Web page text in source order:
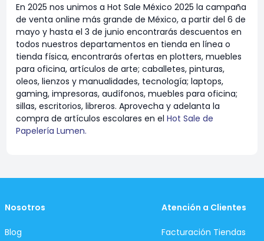
En 2025 nos unimos a Hot Sale México 2025 la campaña
de venta online más grande de México, a partir del 6 de
mayo y hasta el 3 de junio encontrarás descuentos en
todos nuestros departamentos en tienda en línea o
tienda física, encontrarás ofertas en plotters, muebles
para oficina, artículos de arte; caballetes, pinturas,
oleos, lienzos y manualidades, tecnología; laptops,
gaming, impresoras, audífonos, muebles para oficina;
sillas, escritorios, libreros. Aprovecha y adelanta la
compra de artículos escolares en el Hot Sale de
Papelería Lumen.
Nosotros
Blog
Atención a Clientes
Facturación Tiendas